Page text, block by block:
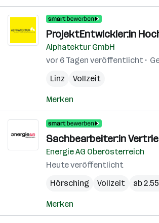
ProjektEntwickler:in
Alphatektur GmbH
vor 6 Tagen veröffentlicht
Linz
Vollzeit
Merken
Sachbearbeiter:in
Energie AG Oberösterreich
Heute veröffentlicht
Hörsching
Vollzeit ab
Merken